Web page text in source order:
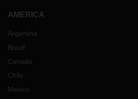
AMERICA
Argentina
Brazil
Canada
Chile
Mexico